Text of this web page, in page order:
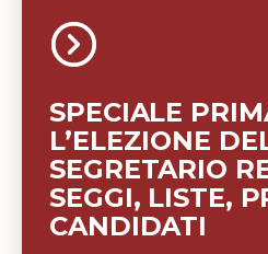
SPECIALE
L’ELEZIONE
SEGRETARIO
SEGGI, LISTE,
CANDIDATI